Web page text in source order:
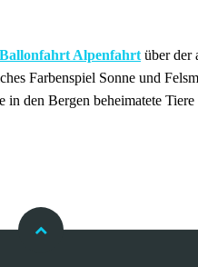
Ballonfahrt Alpenfahrt über der
Farbenspiel Sonne und
den Bergen beheimatete